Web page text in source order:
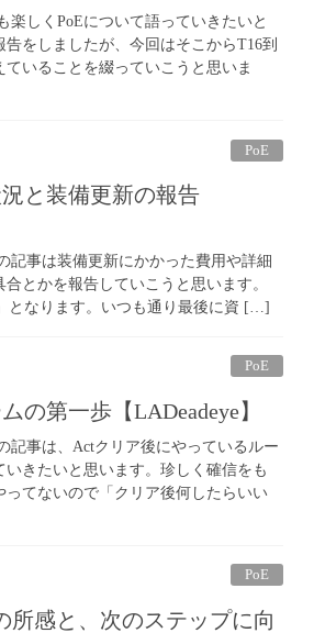
楽しくPoEについて語っていきたいと
をしましたが、今回はそこからT16到
いることを綴っていこうと思いま
PoE
況と装備更新の報告
記事は装備更新にかかった費用や詳細
とかを報告していこうと思います。
となります。いつも通り最後に資 […]
PoE
の第一歩【LADeadeye】
記事は、Actクリア後にやっているルー
きたいと思います。珍しく確信をも
てないので「クリア後何したらいい
PoE
所感と、次のステップに向